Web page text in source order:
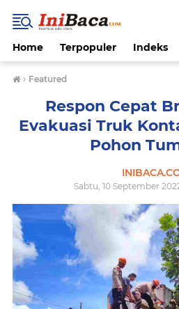
Home Terpopuler Indeks
› Featured
Respon Cepat
Evakuasi Truk
Pohon
Sabtu, 10 September